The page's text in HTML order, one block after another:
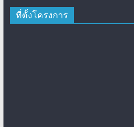
ที่ตั้งโครงการ